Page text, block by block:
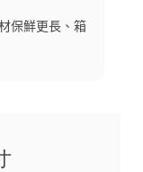
保鮮更長、箱